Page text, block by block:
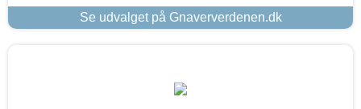
Se udvalget på Gnaververdenen.dk